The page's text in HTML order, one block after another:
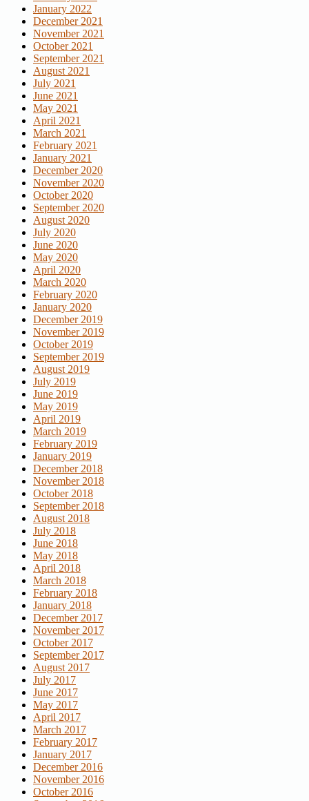
January 2022
December 2021
November 2021
October 2021
September 2021
August 2021
July 2021
June 2021
May 2021
April 2021
March 2021
February 2021
January 2021
December 2020
November 2020
October 2020
September 2020
August 2020
July 2020
June 2020
May 2020
April 2020
March 2020
February 2020
January 2020
December 2019
November 2019
October 2019
September 2019
August 2019
July 2019
June 2019
May 2019
April 2019
March 2019
February 2019
January 2019
December 2018
November 2018
October 2018
September 2018
August 2018
July 2018
June 2018
May 2018
April 2018
March 2018
February 2018
January 2018
December 2017
November 2017
October 2017
September 2017
August 2017
July 2017
June 2017
May 2017
April 2017
March 2017
February 2017
January 2017
December 2016
November 2016
October 2016